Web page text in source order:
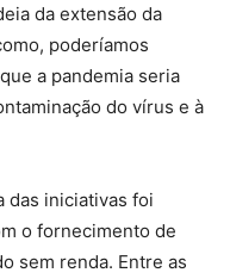
da extensão da
poderíamos
a pandemia seria
do vírus e à
das iniciativas foi
o fornecimento de
sem renda. Entre as